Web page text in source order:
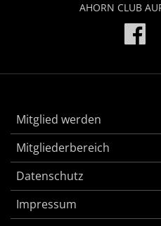
AHORN CLUB
Mitglied werden
Mitgliederbereich
Datenschutz
Impressum